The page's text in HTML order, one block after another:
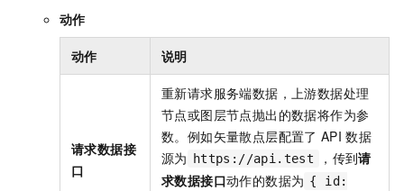
动作
动作 说明
请求数据接
口
重新请求服务端数据，上游数据处理
节点或图层节点抛出的数据将作为参
数。例如矢量散点层配置了 API 数据
源为
https://api.test ，传到请
求数据接口动作的数据为 { id: